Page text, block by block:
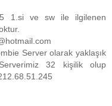
1.si ve sw ile ilgilenen
Server olarak yaklaşık
32 kişilik olup